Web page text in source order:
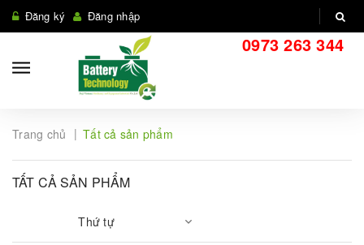
Đăng ký Đăng nhập
0973 263 344
Trang chủ | Tất cả sản phẩm
TẤT CẢ SẢN PHẨM
Thứ tự